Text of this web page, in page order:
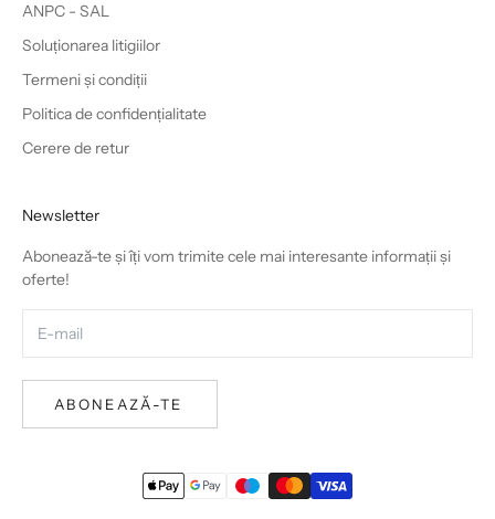
ANPC - SAL
Soluționarea litigiilor
Termeni și condiții
Politica de confidențialitate
Cerere de retur
Newsletter
Abonează-te și îți vom trimite cele mai interesante informații și
oferte!
ABONEAZĂ-TE